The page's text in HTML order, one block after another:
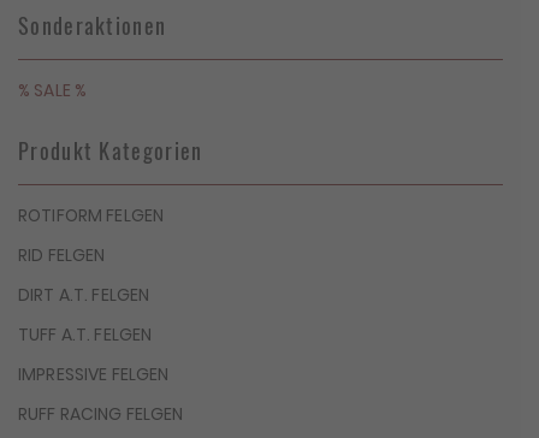
Sonderaktionen
% SALE %
Produkt Kategorien
ROTIFORM FELGEN
RID FELGEN
DIRT A.T. FELGEN
TUFF A.T. FELGEN
IMPRESSIVE FELGEN
RUFF RACING FELGEN